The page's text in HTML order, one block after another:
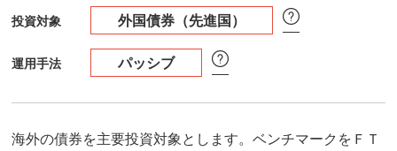
投資対象 外国債券（先進国）
運用手法 パッシブ
海外の債券を主要投資対象とします。ベンチマークをＦＴ